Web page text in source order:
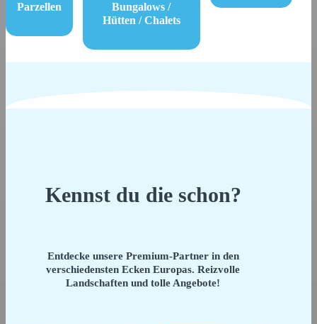
Parzellen
Bungalows /
Hütten / Chalets
Kennst du die schon?
Entdecke unsere Premium-Partner in den
verschiedensten Ecken Europas. Reizvolle
Landschaften und tolle Angebote!